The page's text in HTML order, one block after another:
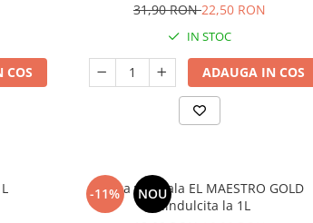
COS
31,90 RON22,50 RON
IN STOC
ADAUGA IN COS
-11% NOU
Frisca vegetala EL MAESTRO GOLD
Neindulcita la 1L